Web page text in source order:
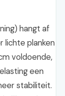
hangt af
lichte planken
voldoende,
een
stabiliteit.